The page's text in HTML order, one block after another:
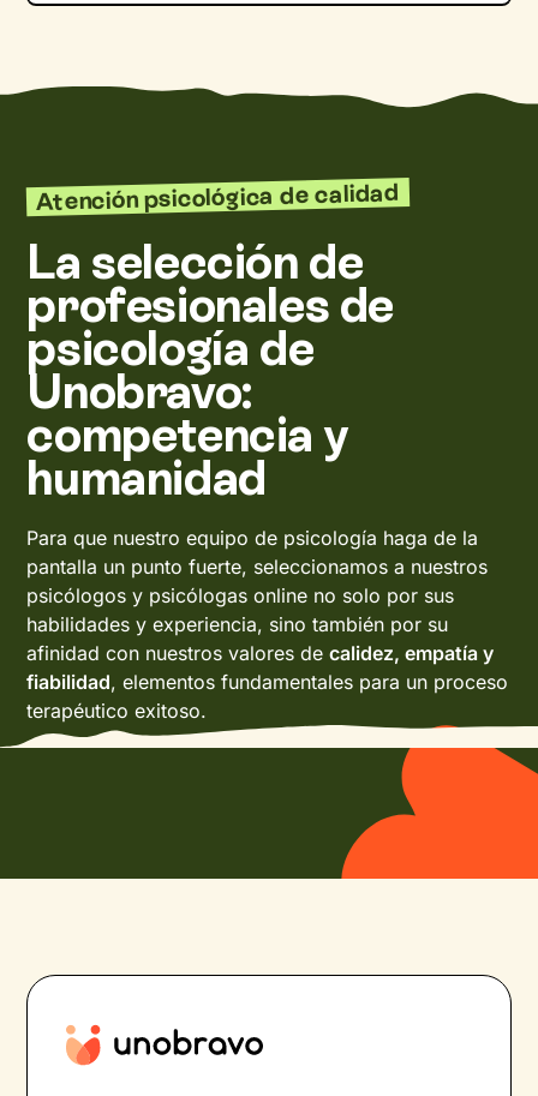
Atención psicológica de calidad
La selección de
profesionales de
psicología de
Unobravo:
competencia y
humanidad
Para que nuestro equipo de psicología haga de la
pantalla un punto fuerte, seleccionamos a nuestros
psicólogos y psicólogas online no solo por sus
habilidades y experiencia, sino también por su
afinidad con nuestros valores decalidez, empatía y
fiabilidad, elementos fundamentales para un proceso
terapéutico exitoso.